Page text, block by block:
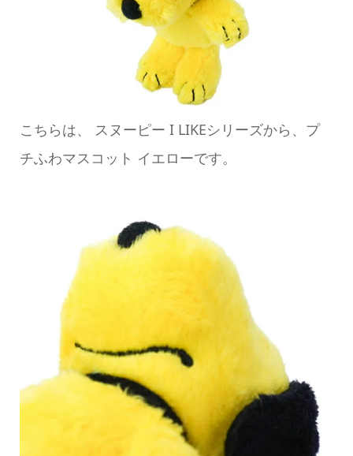
こちらは、 スヌーピー I LIKEシリーズから、プ
チふわマスコット イエローです。